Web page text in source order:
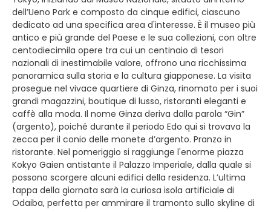
dell’Ueno Park e composto da cinque edifici, ciascuno
dedicato ad una specifica area d'interesse. È il museo più
antico e più grande del Paese e le sua collezioni, con oltre
centodiecimila opere tra cui un centinaio di tesori
nazionali di inestimabile valore, offrono una ricchissima
panoramica sulla storia e la cultura giapponese. La visita
prosegue nel vivace quartiere di Ginza, rinomato per i suoi
grandi magazzini, boutique di lusso, ristoranti eleganti e
caffè alla moda. Il nome Ginza deriva dalla parola “Gin”
(argento), poiché durante il periodo Edo qui si trovava la
zecca per il conio delle monete d’argento. Pranzo in
ristorante. Nel pomeriggio si raggiunge l'enorme piazza
Kokyo Gaien antistante il Palazzo Imperiale, dalla quale si
possono scorgere alcuni edifici della residenza. L’ultima
tappa della giornata sarà la curiosa isola artificiale di
Odaiba, perfetta per ammirare il tramonto sullo skyline di